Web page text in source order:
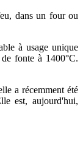
dans un four ou
à usage unique
fonte à 1400°C.
a récemment été
est, aujourd'hui,